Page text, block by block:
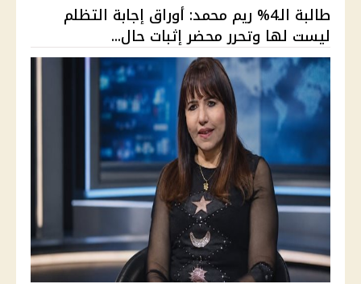
طالبة الـ4% ريم محمد: أوراق إجابة التظلم
ليست لها وتحرر محضر إثبات حال...